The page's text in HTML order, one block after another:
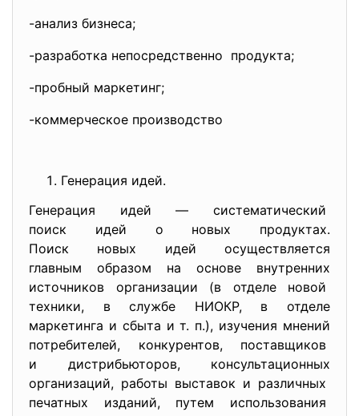
-анализ бизнеса;
-разработка непосредственно продукта;
-пробный маркетинг;
-коммерческое производство
Генерация идей.
Генерация идей — систематический
поиск идей о новых продуктах.
Поиск новых идей осуществляется
главным образом на основе внутренних
источников организации (в отделе новой
техники, в службе НИОКР, в отделе
маркетинга и сбыта и т. п.), изучения мнений
потребителей, конкурентов, поставщиков
и дистрибьюторов, консультационных
организаций, работы выставок и различных
печатных изданий, путем использования